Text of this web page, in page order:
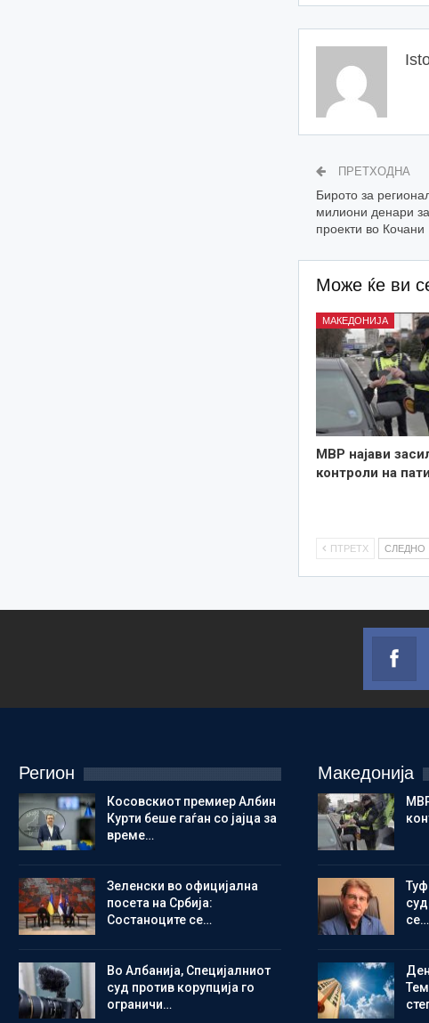
ПРЕТХОДНА
Бирото за
милиони денари
проекти во Кочани
Може ќе ви
МАКЕДОНИЈА
МВР најави
контроли на
ПТРЕТХ СЛЕДНО
Регион
Косовскиот премиер Албин
Курти беше гаѓан со јајца за
време…
Зеленски во официјална
посета на Србија:
Состаноците се…
Во Албанија, Специјалниот
суд против корупција го
ограничи…
Македонија
се…